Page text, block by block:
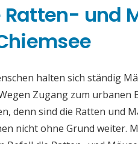
Ratten- und
halten sich ständig
Zugang zum urbanen
denn sind die Ratten und
nicht ohne Grund weiter.